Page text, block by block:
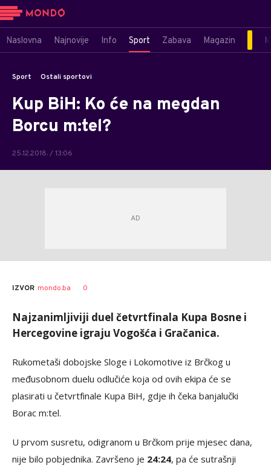
Naslovna Najnovije Info Sport Zabava Magazin
Sport Ostali sportovi
Kup BiH: Ko će na megdan
Borcu m:tel?
25.12.2018. / 13:06
IZVOR mondo.ba 0
Najzanimljiviji duel četvrtfinala Kupa Bosne i
Hercegovine igraju Vogošća i Gračanica.
Rukometaši dobojske Sloge i Lokomotive iz Brčkog u
međusobnom duelu odlučiće koja od ovih ekipa će se
plasirati u četvrtfinale Kupa BiH, gdje ih čeka banjalučki
Borac m:tel.
U prvom susretu, odigranom u Brčkom prije mjesec dana,
nije bilo pobjednika. Završeno je 24:24, pa će sutrašnji